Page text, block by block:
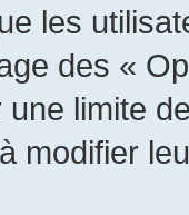
les
des «
limite
modifier